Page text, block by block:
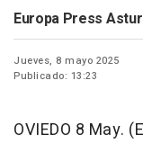
Europa Press
Jueves, 8 mayo 2025
Publicado: 13:23
OVIEDO 8 May.